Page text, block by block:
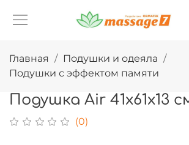
Главная
Подушки и одеяла
Подушки с эффектом памяти
Подушка Air 41х61х13
(0)